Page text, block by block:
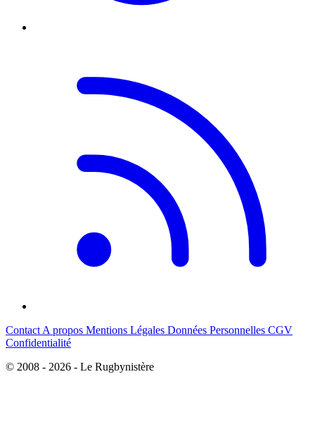
Contact A propos Mentions Légales Données Personnelles CGV
Confidentialité
© 2008 - 2026 - Le Rugbynistère